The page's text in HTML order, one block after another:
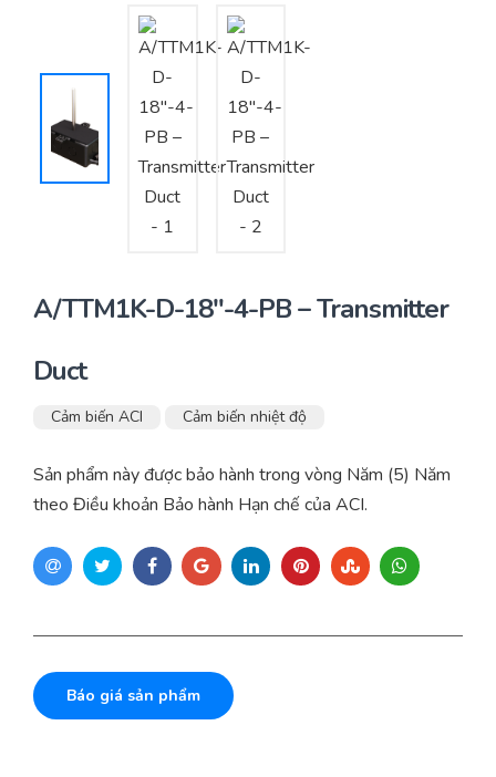
Tư vấn – Thiết kế – Cung cấp thiết bị HVAC
Tư vấn thiết kế, thi công tủ điều khiển
Thi công – Lắp đặt hệ thống HVAC
A/TTM1K-D-18″-4-PB – Transmitter
Duct
Cảm biến ACI Cảm biến nhiệt độ
Sản phẩm này được bảo hành trong vòng Năm (5) Năm
theo Điều khoản Bảo hành Hạn chế của ACI.
Báo giá sản phẩm